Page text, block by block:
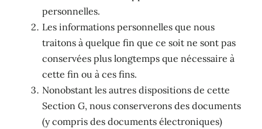
personnelles.
Les informations personnelles que nous
traitons à quelque fin que ce soit ne sont pas
conservées plus longtemps que nécessaire à
cette fin ou à ces fins.
Nonobstant les autres dispositions de cette
Section G, nous conserverons des documents
(y compris des documents électroniques)